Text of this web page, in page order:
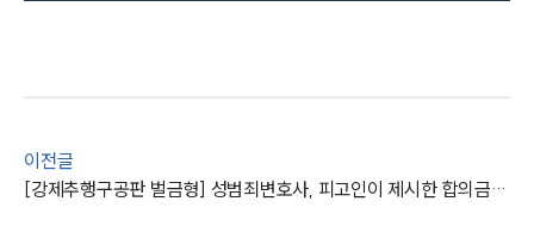
이전글
[강제추행구공판 벌금형] 성범죄변호사, 피고인이 제시한 합의금보다 많은 벌금 나오도록 조력